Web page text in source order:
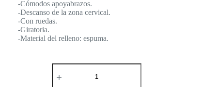
-Cómodos apoyabrazos.
-Descanso de la zona cervical.
-Con ruedas.
-Giratoria.
-Material del relleno: espuma.